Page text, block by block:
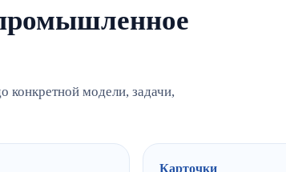
конкретной модели, задачи,
Карточки